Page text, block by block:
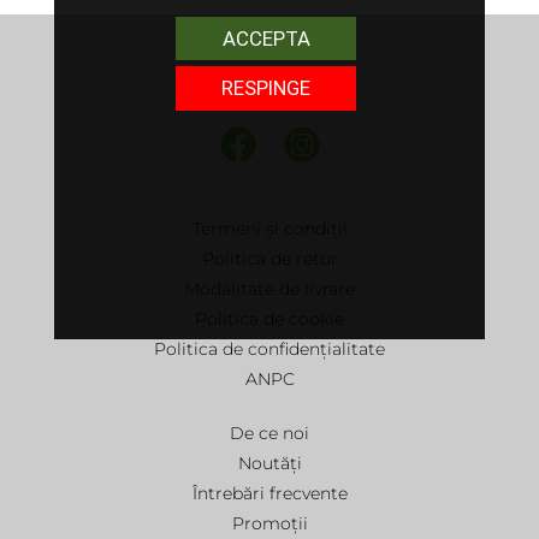
Politica de confidențialitate
ANPC
De ce noi
Noutăți
Întrebări frecvente
Promoții
ACCEPTA
RESPINGE